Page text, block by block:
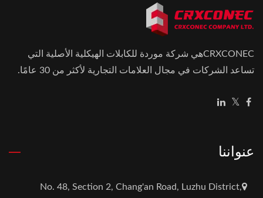
CRXCONECهي شركة موردة للكابلات الهيكلية الأصلية التي
تساعد الشركات في مجال العلامات التجارية لأكثر من 30 عامًا.
عنواننا
No. 48, Section 2, Chang'an Road, Luzhu District,